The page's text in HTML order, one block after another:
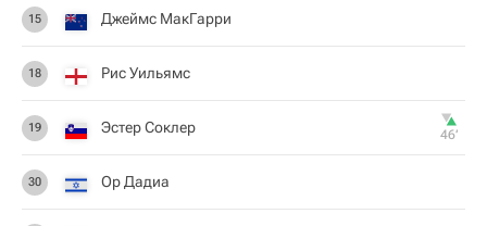
15 Джеймс МакГарри
18 Рис Уильямс
19 Эстер Соклер 46‎’‎
30 Ор Дадиа